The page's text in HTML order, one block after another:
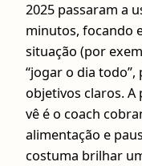
2025 passaram a
minutos, focando
situação (por
“jogar o dia
objetivos claros.
vê é o coach
alimentação e
costuma brilhar